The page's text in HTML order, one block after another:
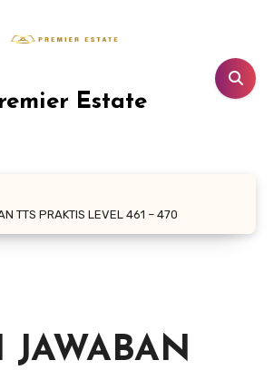
Estate
TTS PRAKTIS LEVEL 461 – 470
JAWABAN